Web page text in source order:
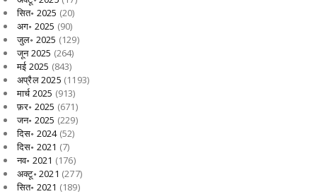
सित॰ 2025 (20)
अग॰ 2025 (90)
जुल॰ 2025 (129)
जून 2025 (264)
मई 2025 (843)
अप्रैल 2025 (1193)
मार्च 2025 (913)
फ़र॰ 2025 (671)
जन॰ 2025 (229)
दिस॰ 2024(52)
दिस॰ 2021 (7)
नव॰ 2021 (176)
अक्टू॰ 2021 (277)
सित॰ 2021 (189)